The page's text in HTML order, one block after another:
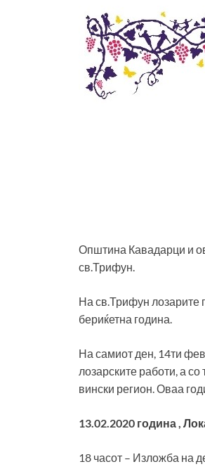
Општина Кавадарци и
св.Трифун.
На св.Трифун лозарите
бериќетна година.
На самиот ден, 14ти
лозарските работи, а
вински регион. Оваа
13.02.2020 година ,
18 часот – Изложба на